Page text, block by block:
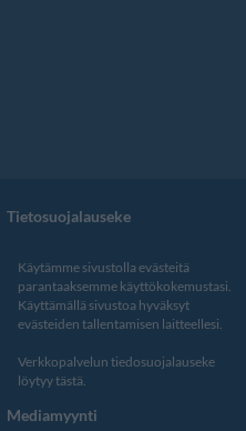
Tietosuojalauseke
Käytämme sivustolla evästeitä
parantaaksemme käyttökokemustasi.
Käyttämällä sivustoa hyväksyt
evästeiden tallentamisen laitteellesi.
Verkkopalvelun tiedosuojalauseke
löytyy tästä.
Mediamyynti